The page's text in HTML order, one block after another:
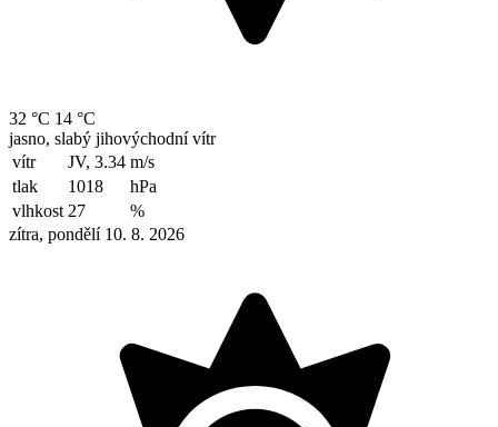
32 °C 14 °C
jasno, slabý jihovýchodní vítr
vítr
JV, 3.34 m/s
tlak
1018
hPa
vlhkost 27
%
zítra, pondělí 10. 8. 2026